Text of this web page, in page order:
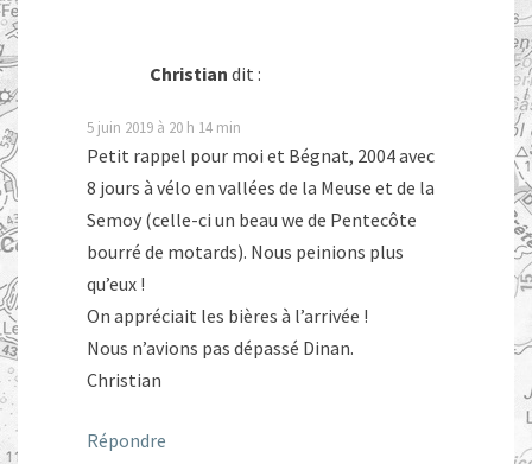
Christian dit :
5 juin 2019 à 20 h 14 min
Petit rappel pour moi et Bégnat, 2004 avec
8 jours à vélo en vallées de la Meuse et de la
Semoy (celle-ci un beau we de Pentecôte
bourré de motards). Nous peinions plus
qu’eux !
On appréciait les bières à l’arrivée !
Nous n’avions pas dépassé Dinan.
Christian
Répondre